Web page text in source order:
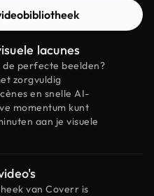
lacunes
de perfecte beelden?
zorgvuldig
en snelle AI-
momentum kunt
aan je visuele
van Coverr is